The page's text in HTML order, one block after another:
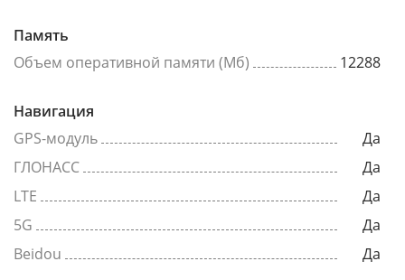
Память
Объем оперативной памяти (Мб)
12288
Навигация
GPS-модуль
Да
ГЛОНАСС
Да
LTE
Да
5G
Да
Beidou
Да